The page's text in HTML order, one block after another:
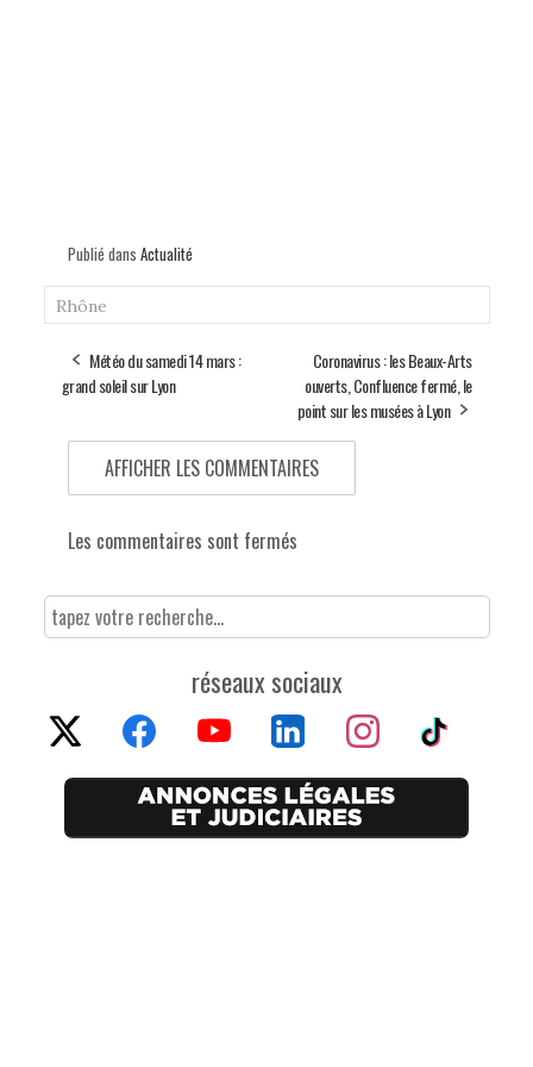
Publié dans Actualité
Rhône
Météo du samedi 14 mars :
grand soleil sur Lyon
Coronavirus : les Beaux-Arts
ouverts, Confluence fermé, le
point sur les musées à Lyon
AFFICHER LES COMMENTAIRES
Les commentaires sont fermés
réseaux sociaux